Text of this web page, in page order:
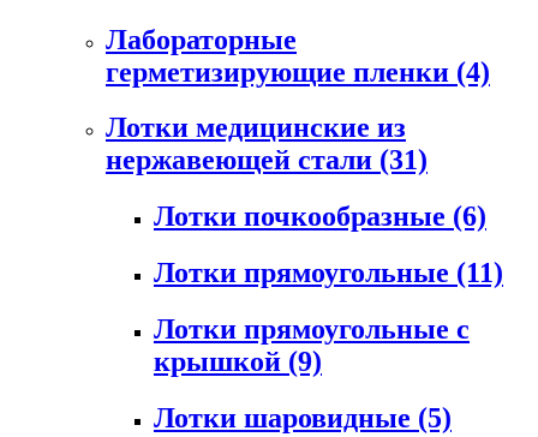
Лабораторные
герметизирующие пленки (4)
Лотки медицинские из
нержавеющей стали (31)
Лотки почкообразные (6)
Лотки прямоугольные (11)
Лотки прямоугольные с
крышкой (9)
Лотки шаровидные (5)